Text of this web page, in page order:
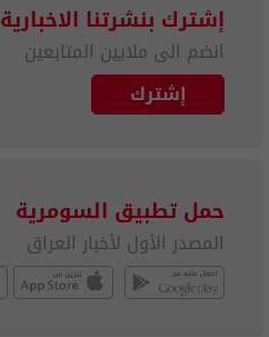
إشترك بنشرتنا الاخبارية
انضم الى ملايين المتابعين
إشترك
حمل تطبيق السومرية
المصدر الأول لأخبار العراق